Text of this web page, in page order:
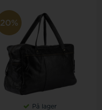
20%
På lager